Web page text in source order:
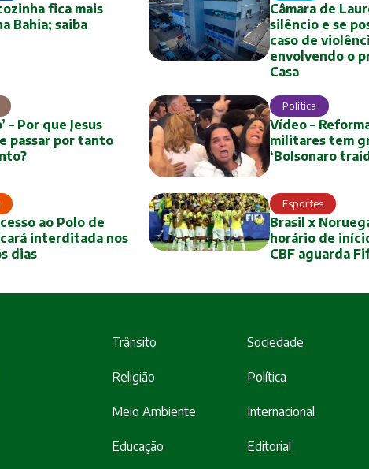
fica mais
Bahia; saiba
Câmara de
silêncio e se
caso de
envolvendo o
Casa
– Por que Jesus
passar por tanto
Política
Vídeo –
militares tem
‘Bolsonaro
ao Polo de
interditada nos
dias
Esportes
Brasil x
horário de
CBF aguarda
Trânsito Sociedade
Religião Política
Meio Ambiente Internacional
Educação Editorial